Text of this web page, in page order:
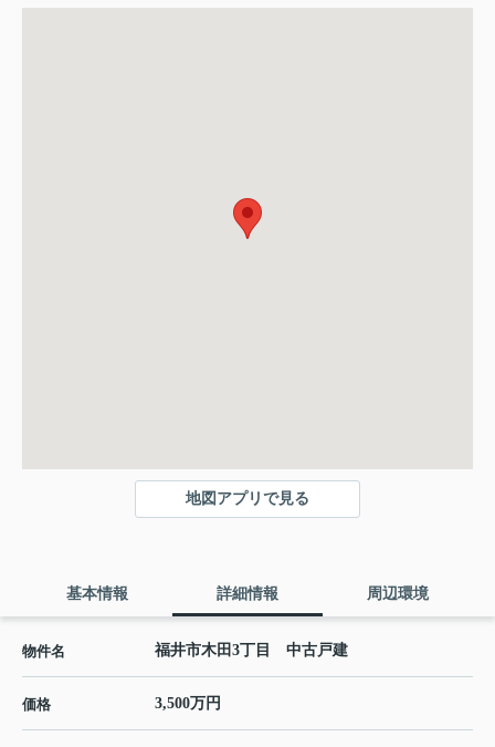
地図アプリで見る
基本情報 詳細情報 周辺環境
物件名 福井市木田3丁目 中古戸建
価格 3,500万円